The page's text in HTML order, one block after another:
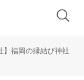
】福岡の縁結び神社